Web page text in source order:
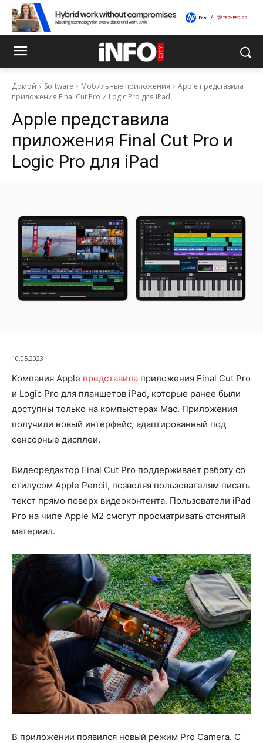
Домой Software Мобильные приложения
Apple представила
приложения Final Cut Pro и Logic Pro для iPad
Apple представила
приложения Final Cut Pro и
Logic Pro для iPad
10.05.2023
Компания Apple представила приложения Final Cut Pro
и Logic Pro для планшетов iPad, которые ранее были
доступны только на компьютерах Mac. Приложения
получили новый интерфейс, адаптированный под
сенсорные дисплеи.
Видеоредактор Final Cut Pro поддерживает работу со
стилусом Apple Pencil, позволяя пользователям писать
текст прямо поверх видеоконтента. Пользователи iPad
Pro на чипе Apple M2 смогут просматривать отснятый
материал.
В приложении появился новый режим Pro Camera. С